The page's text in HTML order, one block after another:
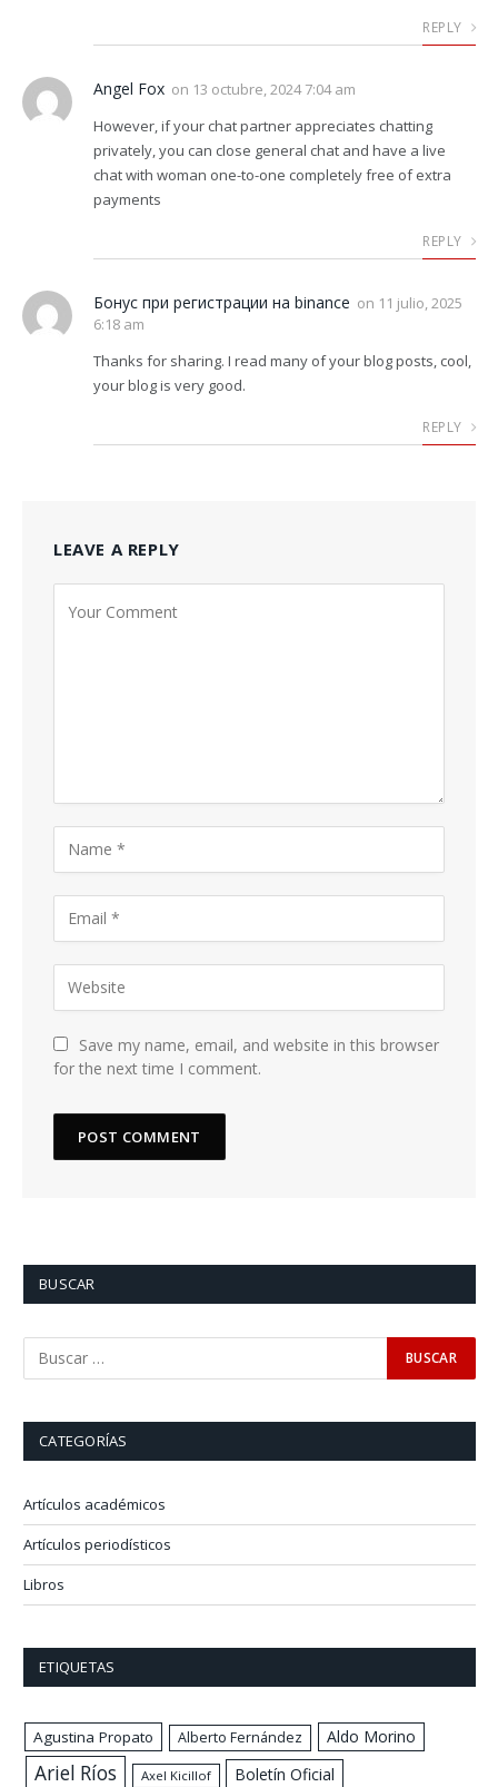
REPLY
Angel Fox on 13 octubre, 2024 7:04 am
However, if your chat partner appreciates chatting
privately, you can close general chat and have a live
chat with woman one-to-one completely free of extra
payments
REPLY
Бонус при регистрации на binance on 11 julio, 2025
6:18 am
Thanks for sharing. I read many of your blog posts, cool,
your blog is very good.
REPLY
LEAVE A REPLY
Save my name, email, and website in this browser
for the next time I comment.
BUSCAR
CATEGORÍAS
Artículos académicos
Artículos periodísticos
Libros
ETIQUETAS
Agustina Propato Alberto Fernández Aldo Morino
Ariel Ríos Axel Kicillof Boletín Oficial